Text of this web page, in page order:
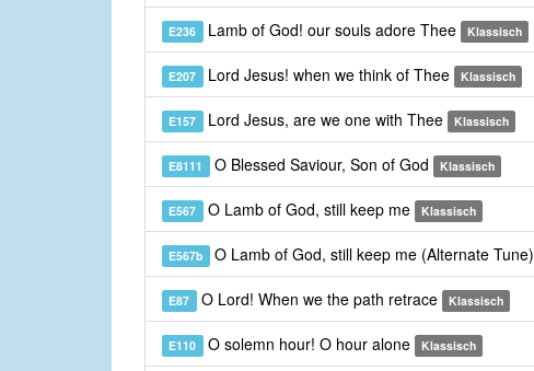
E236 Lamb of God! our souls adore Thee Klassisch
E207 Lord Jesus! when we think of Thee Klassisch
E157 Lord Jesus, are we one with Thee Klassisch
E8111 O Blessed Saviour, Son of God Klassisch
E567 O Lamb of God, still keep me Klassisch
E567b O Lamb of God, still keep me (Alternate Tune)
E87 O Lord! When we the path retrace Klassisch
E110 O solemn hour! O hour alone Klassisch